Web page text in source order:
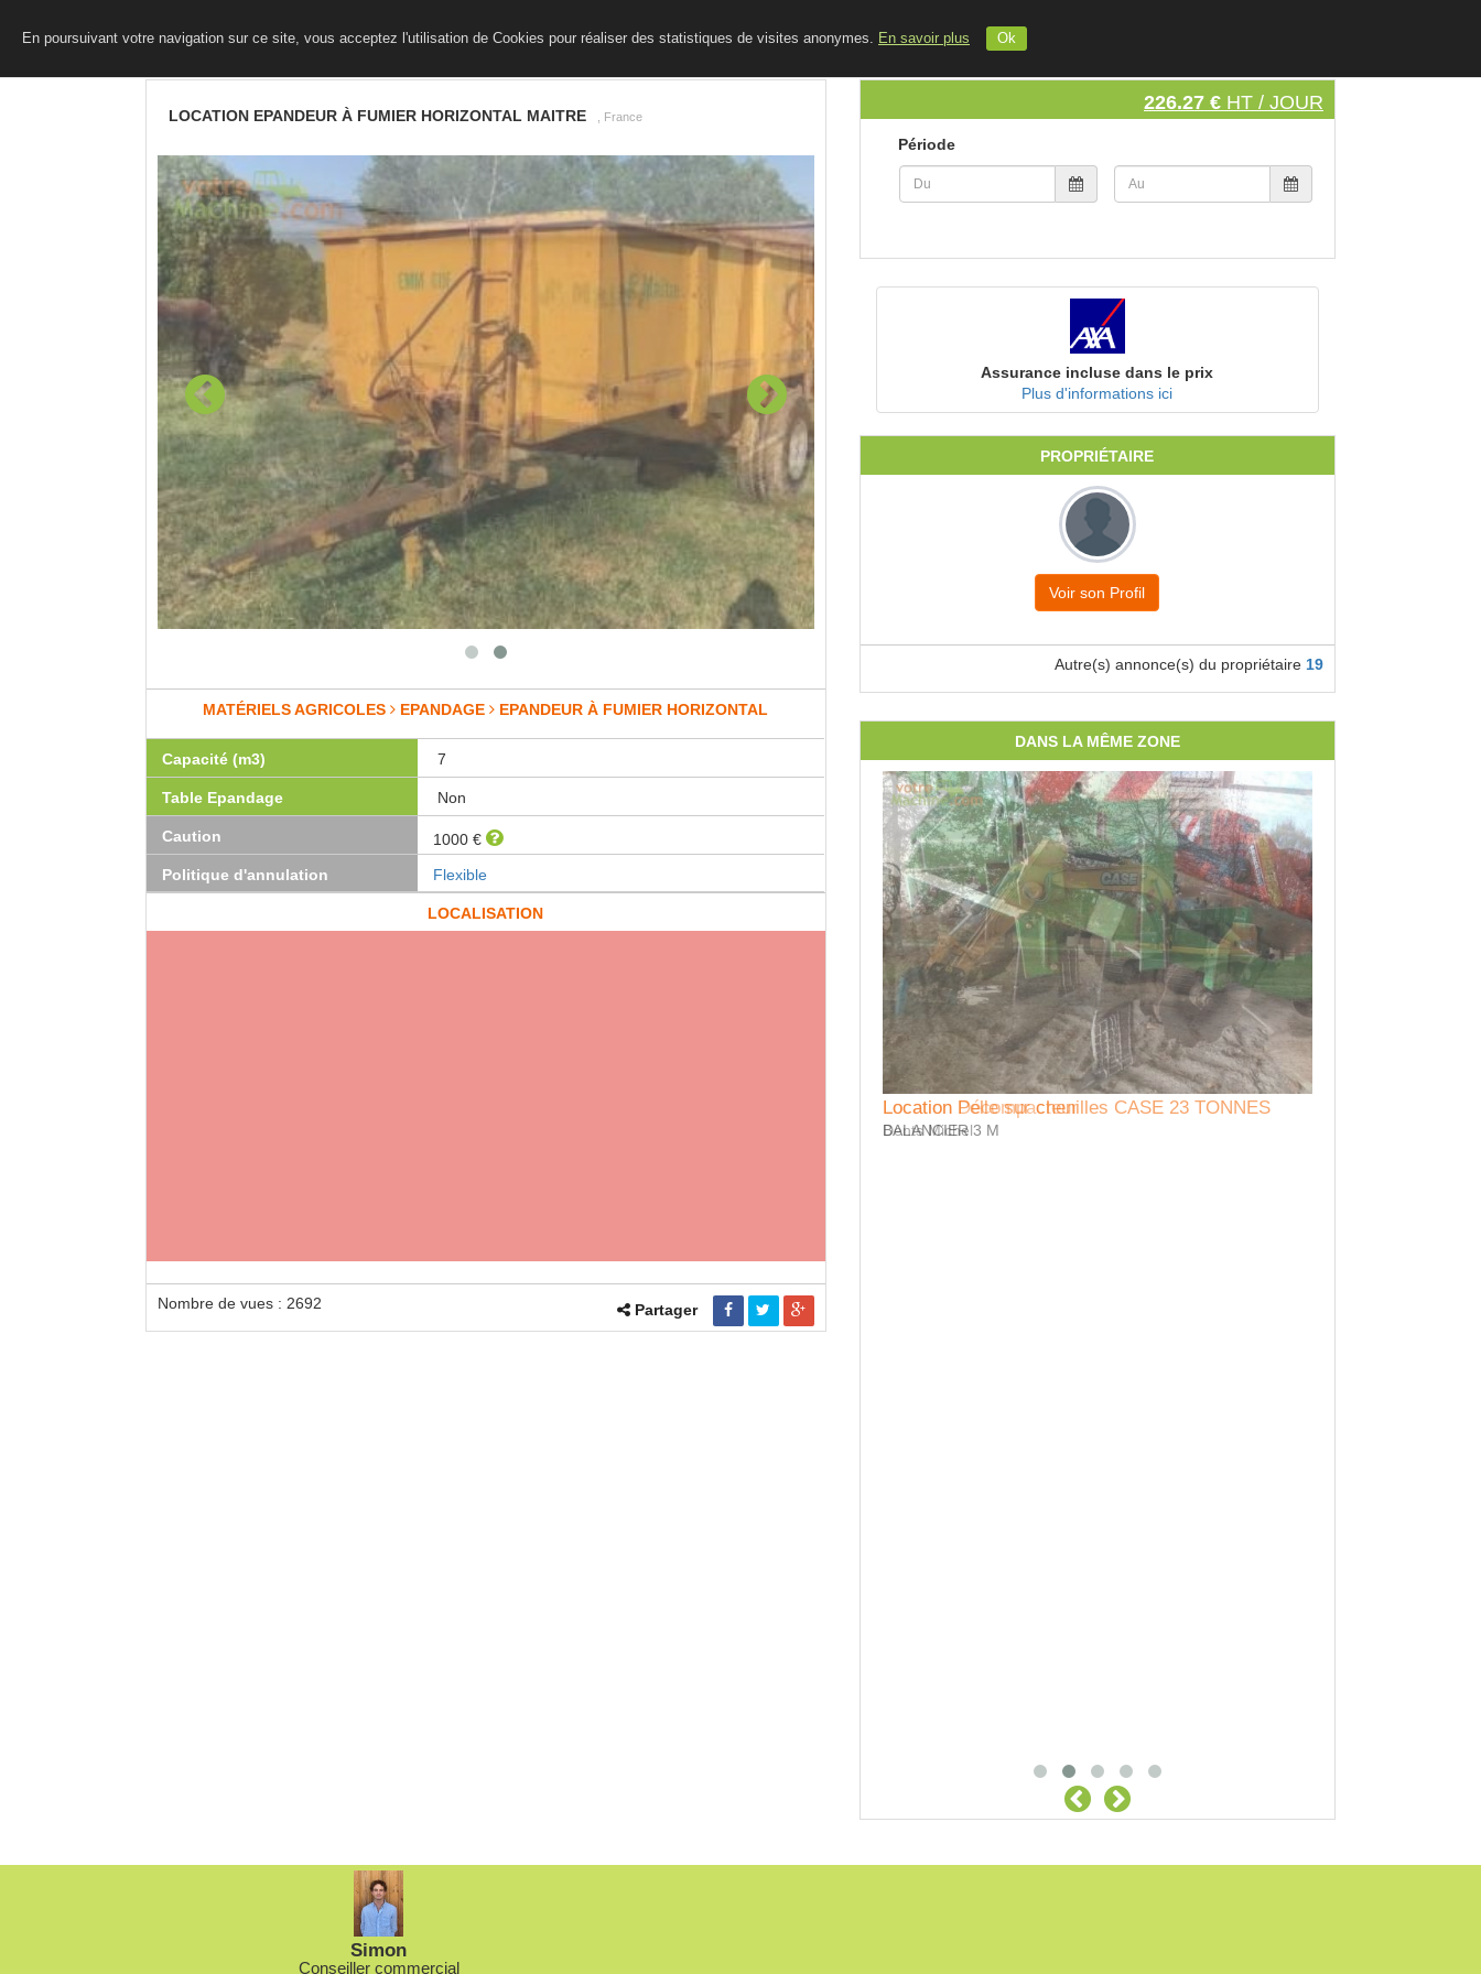
INSCRIVEZ VOTRE MATERIEL
En poursuivant votre navigation sur ce site, vous acceptez l'utilisation de Cookies pour réaliser des statistiques de visites anonymes. En savoir plus Ok
LOCATION EPANDEUR À FUMIER HORIZONTAL MAITRE , France
MATÉRIELS AGRICOLES EPANDAGE EPANDEUR À FUMIER HORIZONTAL
Capacité (m3) 7
Table Epandage Non
Caution
1000 €
Politique d'annulation
Flexible
LOCALISATION
Nombre de vues : 2692 Partager
226.27 € HT / JOUR
Période
Assurance incluse dans le prix
Plus d'informations ici
PROPRIÉTAIRE
Voir son Profil
Autre(s) annonce(s) du propriétaire 19
DANS LA MÊME ZONE
Location Pelle sur chenilles CASE 23 TONNES
BALANCIER 3 M
Simon
Conseiller commercial